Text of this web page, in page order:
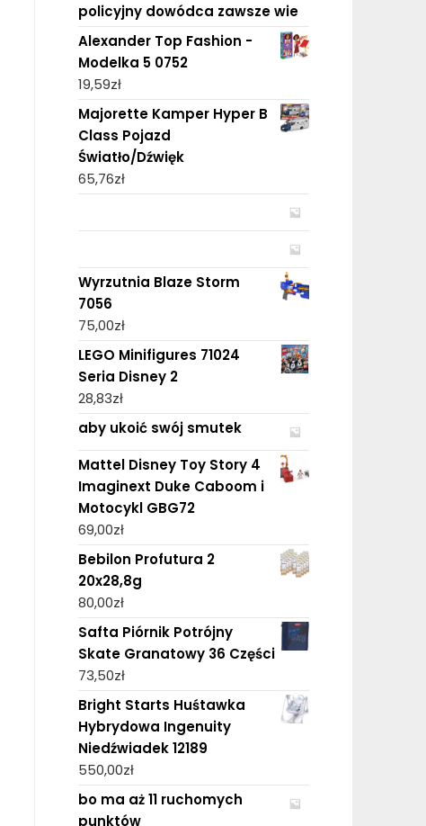
policyjny dowódca zawsze wie
Alexander Top Fashion -
Modelka 5 0752
19,59zł
Majorette Kamper Hyper B
Class Pojazd
Światło/Dźwięk
65,76zł
Wyrzutnia Blaze Storm
7056
75,00zł
LEGO Minifigures 71024
Seria Disney 2
28,83zł
aby ukoić swój smutek
Mattel Disney Toy Story 4
Imaginext Duke Caboom i
Motocykl GBG72
69,00zł
Bebilon Profutura 2
20x28,8g
80,00zł
Safta Piórnik Potrójny
Skate Granatowy 36 Części
73,50zł
Bright Starts Huśtawka
Hybrydowa Ingenuity
Niedźwiadek 12189
550,00zł
bo ma aż 11 ruchomych
punktów